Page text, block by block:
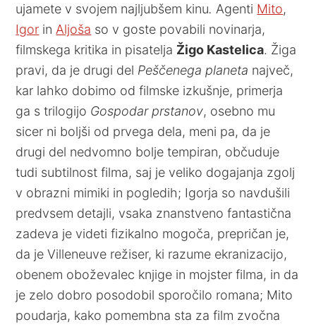
ujamete v svojem najljubšem kinu. Agenti Mito,
Igor in Aljoša so v goste povabili novinarja,
filmskega kritika in pisatelja Žigo Kastelica. Žiga
pravi, da je drugi del Peščenega planeta največ,
kar lahko dobimo od filmske izkušnje, primerja
ga s trilogijo Gospodar prstanov, osebno mu
sicer ni boljši od prvega dela, meni pa, da je
drugi del nedvomno bolje tempiran, občuduje
tudi subtilnost filma, saj je veliko dogajanja zgolj
v obrazni mimiki in pogledih; Igorja so navdušili
predvsem detajli, vsaka znanstveno fantastična
zadeva je videti fizikalno mogoča, prepričan je,
da je Villeneuve režiser, ki razume ekranizacijo,
obenem oboževalec knjige in mojster filma, in da
je zelo dobro posodobil sporočilo romana; Mito
poudarja, kako pomembna sta za film zvočna